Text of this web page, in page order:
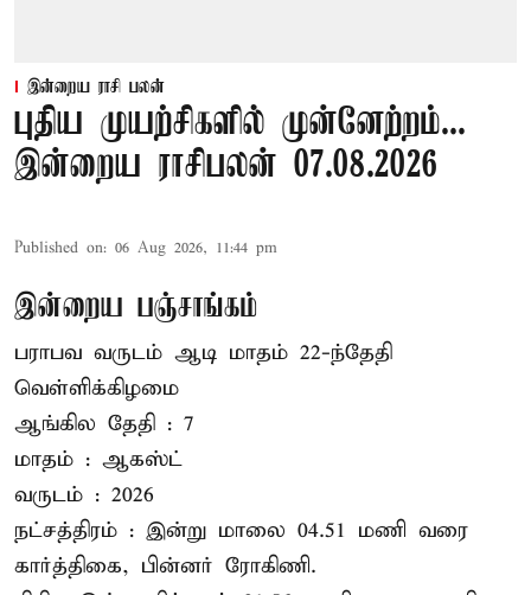
இன்றைய ராசி பலன்
புதிய முயற்சிகளில் முன்னேற்றம்...
இன்றைய ராசிபலன் 07.08.2026
Published on: 06 Aug 2026, 11:44 pm
இன்றைய பஞ்சாங்கம்
பராபவ வருடம் ஆடி மாதம் 22-ந்தேதி
வெள்ளிக்கிழமை
ஆங்கில தேதி : 7
மாதம் : ஆகஸ்ட்
வருடம் : 2026
நட்சத்திரம் : இன்று மாலை 04.51 மணி வரை
கார்த்திகை, பின்னர் ரோகிணி.